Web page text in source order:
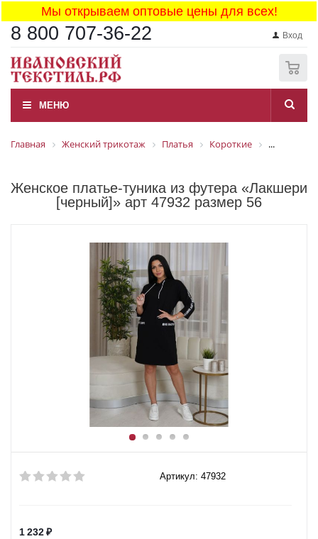
Мы открываем оптовые цены для всех!
8 800 707-36-22 Вход
МЕНЮ
Главная Женский трикотаж Платья Короткие ...
Женское платье-туника из футера «Лакшери
[черный]» арт 47932 размер 56
Артикул: 47932
1 232₽